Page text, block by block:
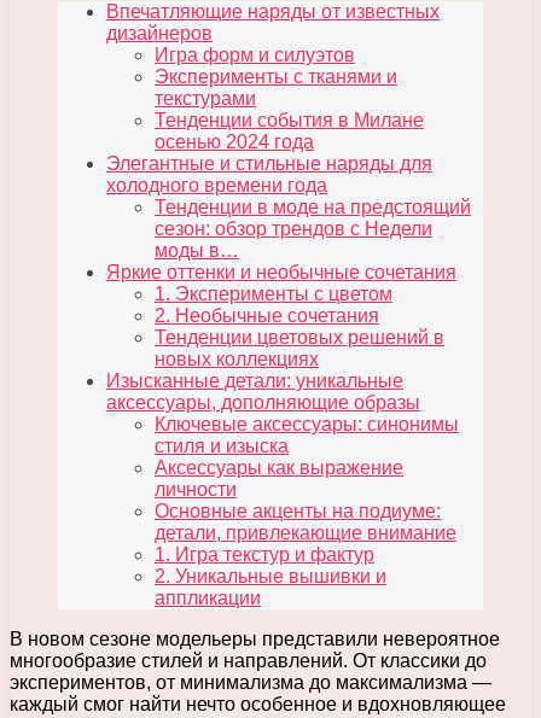
Впечатляющие наряды от известных
дизайнеров
Игра форм и силуэтов
Эксперименты с тканями и
текстурами
Тенденции события в Милане
осенью 2024 года
Элегантные и стильные наряды для
холодного времени года
Тенденции в моде на предстоящий
сезон: обзор трендов с Недели
моды в…
Яркие оттенки и необычные сочетания
1. Эксперименты с цветом
2. Необычные сочетания
Тенденции цветовых решений в
новых коллекциях
Изысканные детали: уникальные
аксессуары, дополняющие образы
Ключевые аксессуары: синонимы
стиля и изыска
Аксессуары как выражение
личности
Основные акценты на подиуме:
детали, привлекающие внимание
1. Игра текстур и фактур
2. Уникальные вышивки и
аппликации
В новом сезоне модельеры представили невероятное
многообразие стилей и направлений. От классики до
экспериментов, от минимализма до максимализма —
каждый смог найти нечто особенное и вдохновляющее